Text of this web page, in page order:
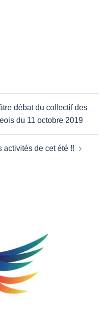
débat du collectif des
du 11 octobre 2019
activités de cet été !!